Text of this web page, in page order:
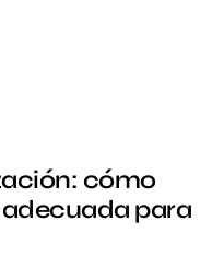
cómo
para